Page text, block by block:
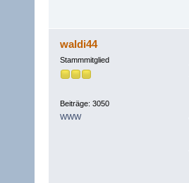
waldi44
Stammmitglied
Beiträge: 3050
WWW